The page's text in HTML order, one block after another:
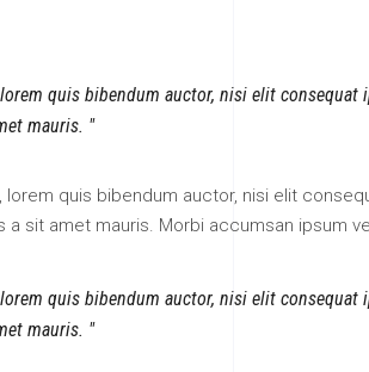
quis bibendum auctor, nisi elit consequat
mauris.
quis bibendum auctor, nisi elit
sit amet mauris. Morbi accumsan ipsum
quis bibendum auctor, nisi elit consequat
mauris.